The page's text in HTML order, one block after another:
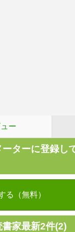
ー
ターに登録し
る（無料）
家最新2件(2)